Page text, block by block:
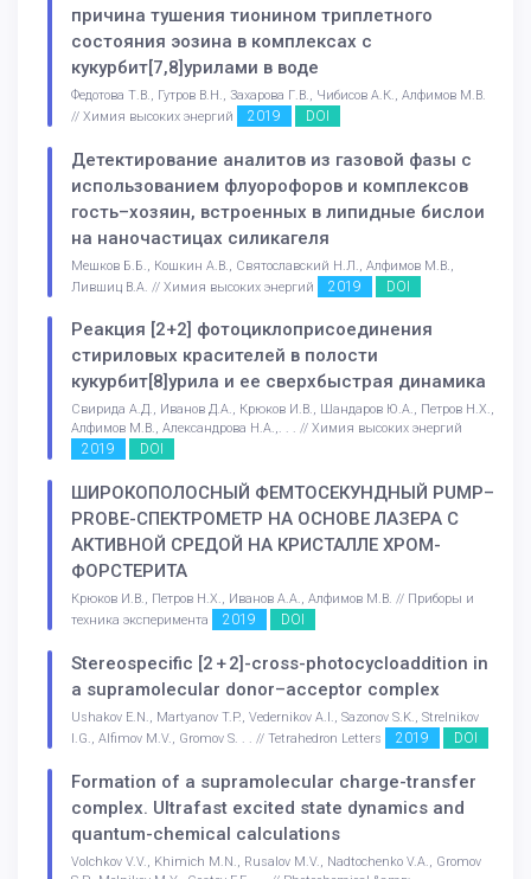
причина тушения тионином триплетного
состояния эозина в комплексах с
кукурбит[7,8]урилами в воде
Федотова Т.В., Гутров В.Н., Захарова Г.В., Чибисов А.К., Алфимов М.В.
// Химия высоких энергий
2019 DOI
Детектирование аналитов из газовой фазы с
использованием флуорофоров и комплексов
гость–хозяин, встроенных в липидные бислои
на наночастицах силикагеля
Мешков Б.Б., Кошкин А.В., Святославский Н.Л., Алфимов М.В.,
Лившиц В.А. // Химия высоких энергий
2019 DOI
Реакция [2+2] фотоциклоприсоединения
стириловых красителей в полости
кукурбит[8]урила и ее сверхбыстрая динамика
Свирида А.Д., Иванов Д.А., Крюков И.В., Шандаров Ю.А., Петров Н.Х.,
Алфимов М.В., Александрова Н.А.,. . . // Химия высоких энергий
2019 DOI
ШИРОКОПОЛОСНЫЙ ФЕМТОСЕКУНДНЫЙ PUMP–
PROBE-СПЕКТРОМЕТР НА ОСНОВЕ ЛАЗЕРА С
АКТИВНОЙ СРЕДОЙ НА КРИСТАЛЛЕ ХРОМ-
ФОРСТЕРИТА
Крюков И.В., Петров Н.Х., Иванов А.А., Алфимов М.В. // Приборы и
техника эксперимента
2019 DOI
Stereospecific [2 + 2]-cross-photocycloaddition in
a supramolecular donor–acceptor complex
Ushakov E.N., Martyanov T.P., Vedernikov A.I., Sazonov S.K., Strelnikov
I.G., Alfimov M.V., Gromov S. . . // Tetrahedron Letters
2019 DOI
Formation of a supramolecular charge-transfer
complex. Ultrafast excited state dynamics and
quantum-chemical calculations
Volchkov V.V., Khimich M.N., Rusalov M.V., Nadtochenko V.A., Gromov